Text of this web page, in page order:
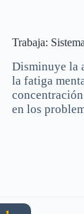
Trabaja:
Disminuye la
la fatiga
en los